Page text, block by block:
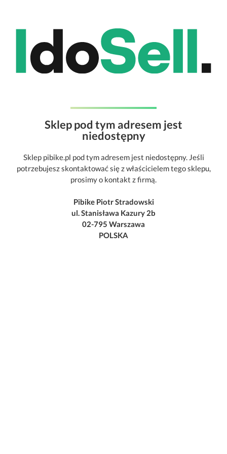
Sklep pod tym adresem jest
niedostępny
Sklep pibike.pl pod tym adresem jest niedostępny. Jeśli
potrzebujesz skontaktować się z właścicielem tego sklepu,
prosimy o kontakt z firmą.
Pibike Piotr Stradowski
ul. Stanisława Kazury 2b
02-795 Warszawa
POLSKA